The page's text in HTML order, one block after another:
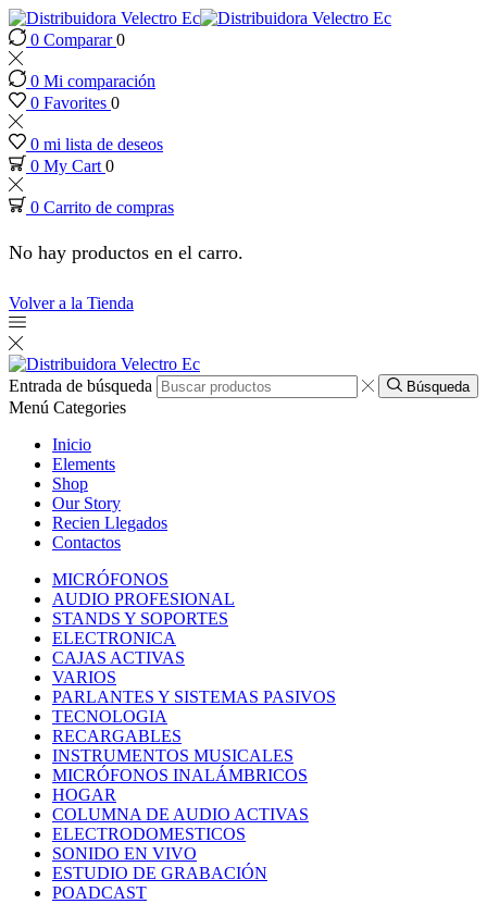
Hacklink panel
Hacklink panel
Backlink paketleri
Hacklink
Hacklink
Hacklink
Hacklink
Hacklink panel
Hacklink panel
Hacklink panel
Hacklink panel
Hacklink panel
Hacklink panel
Hacklink panel
Hacklink panel
Hacklink panel
0 Comparar0
0 Mi comparación
0 Favorites 0
0 mi lista de deseos
0 My Cart 0
0 Carrito de compras
No hay productos en el carro.
Volver a la Tienda
Entrada de búsqueda Búsqueda
Menú Categories
Inicio
Elements
Shop
Our Story
Recien Llegados
Contactos
MICRÓFONOS
AUDIO PROFESIONAL
STANDS Y SOPORTES
ELECTRONICA
CAJAS ACTIVAS
VARIOS
PARLANTES Y SISTEMAS PASIVOS
TECNOLOGIA
RECARGABLES
INSTRUMENTOS MUSICALES
MICRÓFONOS INALÁMBRICOS
HOGAR
COLUMNA DE AUDIO ACTIVAS
ELECTRODOMESTICOS
SONIDO EN VIVO
ESTUDIO DE GRABACIÓN
POADCAST